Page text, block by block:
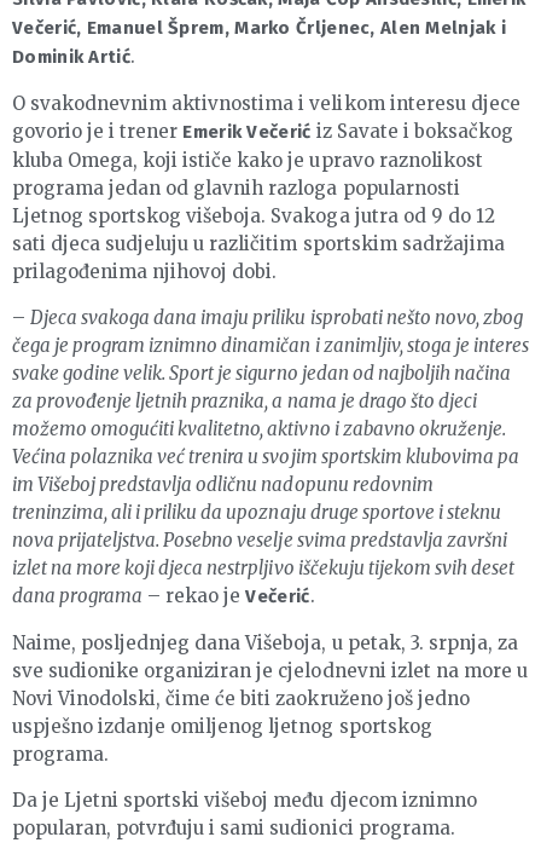
Večerić, Emanuel Šprem, Marko Črljenec, Alen Melnjak i
Dominik Artić.
O svakodnevnim aktivnostima i velikom interesu djece
govorio je i trener Emerik Večerić iz Savate i boksačkog
kluba Omega, koji ističe kako je upravo raznolikost
programa jedan od glavnih razloga popularnosti
Ljetnog sportskog višeboja. Svakoga jutra od 9 do 12
sati djeca sudjeluju u različitim sportskim sadržajima
prilagođenima njihovoj dobi.
– Djeca svakoga dana imaju priliku isprobati nešto novo, zbog
čega je program iznimno dinamičan i zanimljiv, stoga je interes
svake godine velik. Sport je sigurno jedan od najboljih načina
za provođenje ljetnih praznika, a nama je drago što djeci
možemo omogućiti kvalitetno, aktivno i zabavno okruženje.
Većina polaznika već trenira u svojim sportskim klubovima pa
im Višeboj predstavlja odličnu nadopunu redovnim
treninzima, ali i priliku da upoznaju druge sportove i steknu
nova prijateljstva. Posebno veselje svima predstavlja završni
izlet na more koji djeca nestrpljivo iščekuju tijekom svih deset
dana programa – rekao jeVečerić.
Naime, posljednjeg dana Višeboja, u petak, 3. srpnja, za
sve sudionike organiziran je cjelodnevni izlet na more u
Novi Vinodolski, čime će biti zaokruženo još jedno
uspješno izdanje omiljenog ljetnog sportskog
programa.
Da je Ljetni sportski višeboj među djecom iznimno
popularan, potvrđuju i sami sudionici programa.